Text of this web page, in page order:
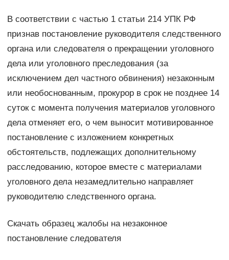
В соответствии с частью 1 статьи 214 УПК РФ
признав постановление руководителя следственного
органа или следователя о прекращении уголовного
дела или уголовного преследования (за
исключением дел частного обвинения) незаконным
или необоснованным, прокурор в срок не позднее 14
суток с момента получения материалов уголовного
дела отменяет его, о чем выносит мотивированное
постановление с изложением конкретных
обстоятельств, подлежащих дополнительному
расследованию, которое вместе с материалами
уголовного дела незамедлительно направляет
руководителю следственного органа.
Скачать образец жалобы на незаконное
постановление следователя